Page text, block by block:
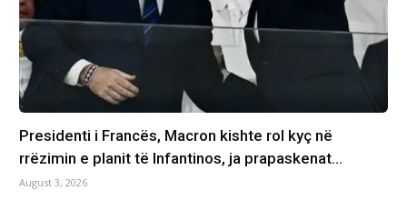
Presidenti i Francës, Macron kishte rol kyç në
rrëzimin e planit të Infantinos, ja prapaskenat…
August 3, 2026